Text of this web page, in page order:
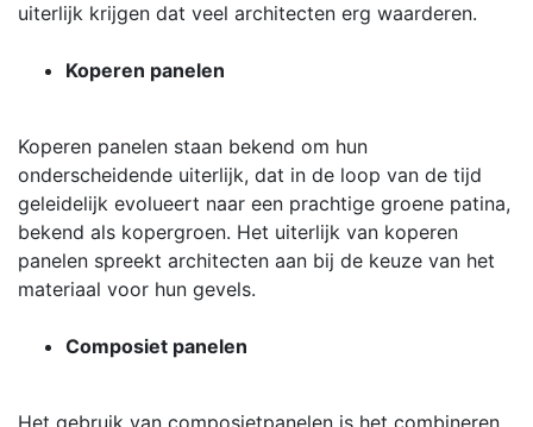
uiterlijk krijgen dat veel architecten erg waarderen.
Koperen panelen
Koperen panelen staan ​​bekend om hun
onderscheidende uiterlijk, dat in de loop van de tijd
geleidelijk evolueert naar een prachtige groene patina,
bekend als kopergroen. Het uiterlijk van koperen
panelen spreekt architecten aan bij de keuze van het
materiaal voor hun gevels.
Composiet panelen